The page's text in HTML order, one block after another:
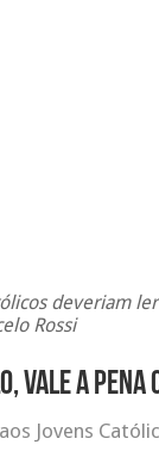
deveriam
Rossi
vale a
Jovens